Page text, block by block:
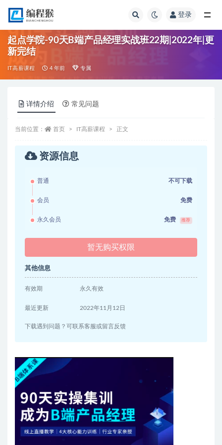
登录
起点学院-90天B端产品经理实战班22期|2022年|更
新完结
IT高薪课程 4 年前 专属
详情介绍 常见问题
当前位置： 首页 IT高薪课程 正文
资源信息
普通 不可下载
会员 免费
永久会员 免费 推荐
暂无购买权限
其他信息
有效期 永久有效
最近更新 2022年11月12日
下载遇到问题？可联系客服或留言反馈